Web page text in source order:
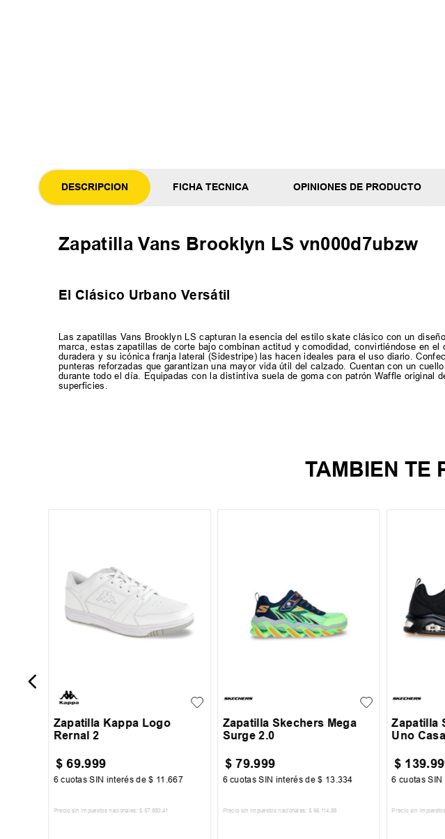
DESCRIPCION FICHA TECNICA OPINIONES DE PRODUCTO
Zapatilla Vans Brooklyn LS vn000d7ubzw
El Clásico Urbano Versátil
Las zapatillas Vans Brooklyn LS capturan la esencia del estilo skate clásico con un
marca, estas zapatillas de corte bajo combinan actitud y comodidad, convirtiéndose en
duradera y su icónica franja lateral (Sidestripe) las hacen ideales para el uso diario.
punteras reforzadas que garantizan una mayor vida útil del calzado. Cuentan con un
durante todo el día. Equipadas con la distintiva suela de goma con patrón Waffle original
superficies.
TAMBIEN TE
39
Zapatilla Kappa Logo
Rernal 2
$ 69.999
6 cuotas SIN interés de$ 11 .667
Precio sin impuestos nacionales: $ 57.850 ,41
Zapatilla Skechers Mega
Surge 2.0
$ 79.999
6 cuotas SIN interés de$ 13 .334
Precio sin impuestos nacionales: $ 66. 114 ,88
Zapatilla
Uno
$ 139.
6 cuotas
Precio sin